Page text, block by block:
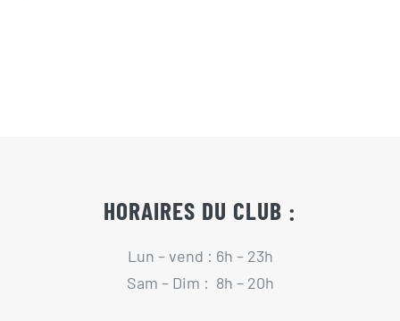
HORAIRES DU CLUB :
Lun – vend : 6h – 23h
Sam – Dim : 8h – 20h